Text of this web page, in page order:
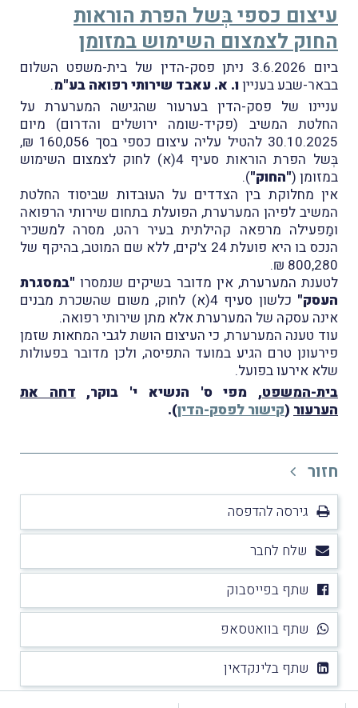
עיצום כספי בְּשל הפרת הוראות
החוק לצמצום השימוש במזומן
ביום 3.6.2026 ניתן פסק-הדין של בית-משפט השלום
בבאר-שבע בענייןו. א. עאבד שירותי רפואה בע"מ.
עניינו של פסק-הדין בערעור שהגישה המערערת על
החלטת המשיב (פקיד-שומה ירושלים והדרום) מיום
30.10.2025 להטיל עליה עיצום כספי בסך 160,056 ₪,
בְּשל הפרת הוראות סעיף 4(א) לחוק לצמצום השימוש
במזומן ("החוק").
אין מחלוקת בין הצדדים על העוּבדות שביסוד החלטת
המשיב לפיהן המערערת, הפועלת בתחום שירותי הרפואה
ומַפעילה מרפאה קהילתית בעיר רהט, מסרה למשכיר
הנכס בו היא פועלת 24 צ'קים, ללא שם המוטב, בהיקף של
800,280 ₪.
לטענת המערערת, אין מדובר בשיקים שנמסרו "במסגרת
העסק"
כלשון סעיף 4(א) לחוק, משום שהשכרת מבנים
אינה עסקהּ של המערערת אלא מתן שירותי רפואה.
עוד טענה המערערת, כי העיצום הושת לגבי המחאות שזמן
פירעונן טרם הגיע במועד התפיסה, ולכן מדובר בפעולות
שלא אירעו בפועל.
בית-המשפט, מפי ס' הנשיא י' בוקר, דחה את
הערעור (קישור לפסק-הדין).
חזור
גירסה להדפסה
שלח לחבר
שתף בפייסבוק
שתף בוואטסאפ
שתף בלינקדאין